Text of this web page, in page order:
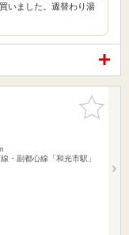
いました。週替わり湯
お気に入
りに追加
・副都心線「和光市駅」